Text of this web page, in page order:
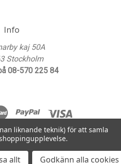
Info
kaj 50A
Stockholm
08-570 225 84
liknande teknik) för att samla
allt Godkänn alla cookies